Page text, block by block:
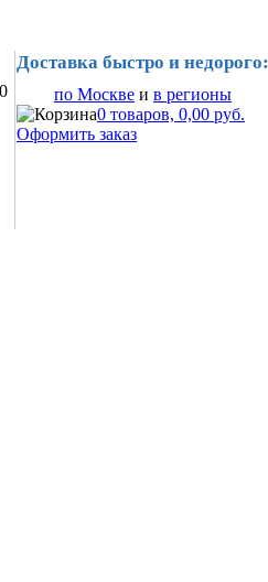
Доставка быстро и недорого:
по Москве и в регионы
0 товаров, 0,00 руб.
Оформить заказ